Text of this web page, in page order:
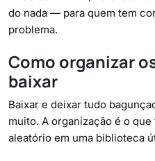
do nada — para quem tem
problema.
Como organizar
baixar
Baixar e deixar tudo
muito. A organização é o
aleatório em uma biblioteca